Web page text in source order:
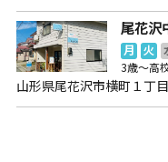
尾花沢
月 火
3歳～高
山形県尾花沢市横町１丁